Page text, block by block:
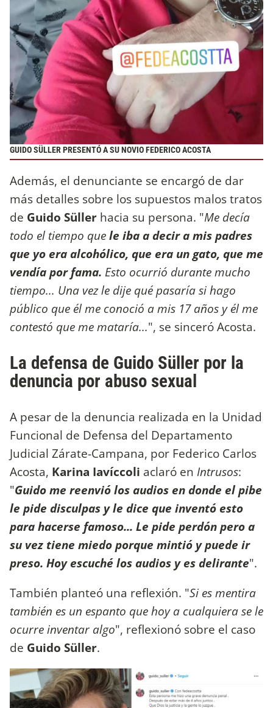
GUIDO SÜLLER PRESENTÓ A SU NOVIO FEDERICO ACOSTA
Además, el denunciante se encargó de dar
más detalles sobre los supuestos malos tratos
de Guido Süller hacia su persona. "Me decía
todo el tiempo quele iba a decir a mis padres
que yo era alcohólico, que era un gato, que me
vendía por fama. Esto ocurrió durante mucho
tiempo... Una vez le dije qué pasaría si hago
público que él me conoció a mis 17 años y él me
contestó que me mataría...", se sinceró Acosta.
La defensa de Guido Süller por la
denuncia por abuso sexual
A pesar de la denuncia realizada en la Unidad
Funcional de Defensa del Departamento
Judicial Zárate-Campana, por Federico Carlos
Acosta, Karina Iavíccoli aclaró en Intrusos:
"Guido me reenvió los audios en donde el pibe
le pide disculpas y le dice que inventó esto
para hacerse famoso... Le pide perdón pero a
su vez tiene miedo porque mintió y puede ir
preso. Hoy escuché los audios y es delirante".
También planteó una reflexión. "Si es mentira
también es un espanto que hoy a cualquiera se le
ocurre inventar algo", reflexionó sobre el caso
de Guido Süller.